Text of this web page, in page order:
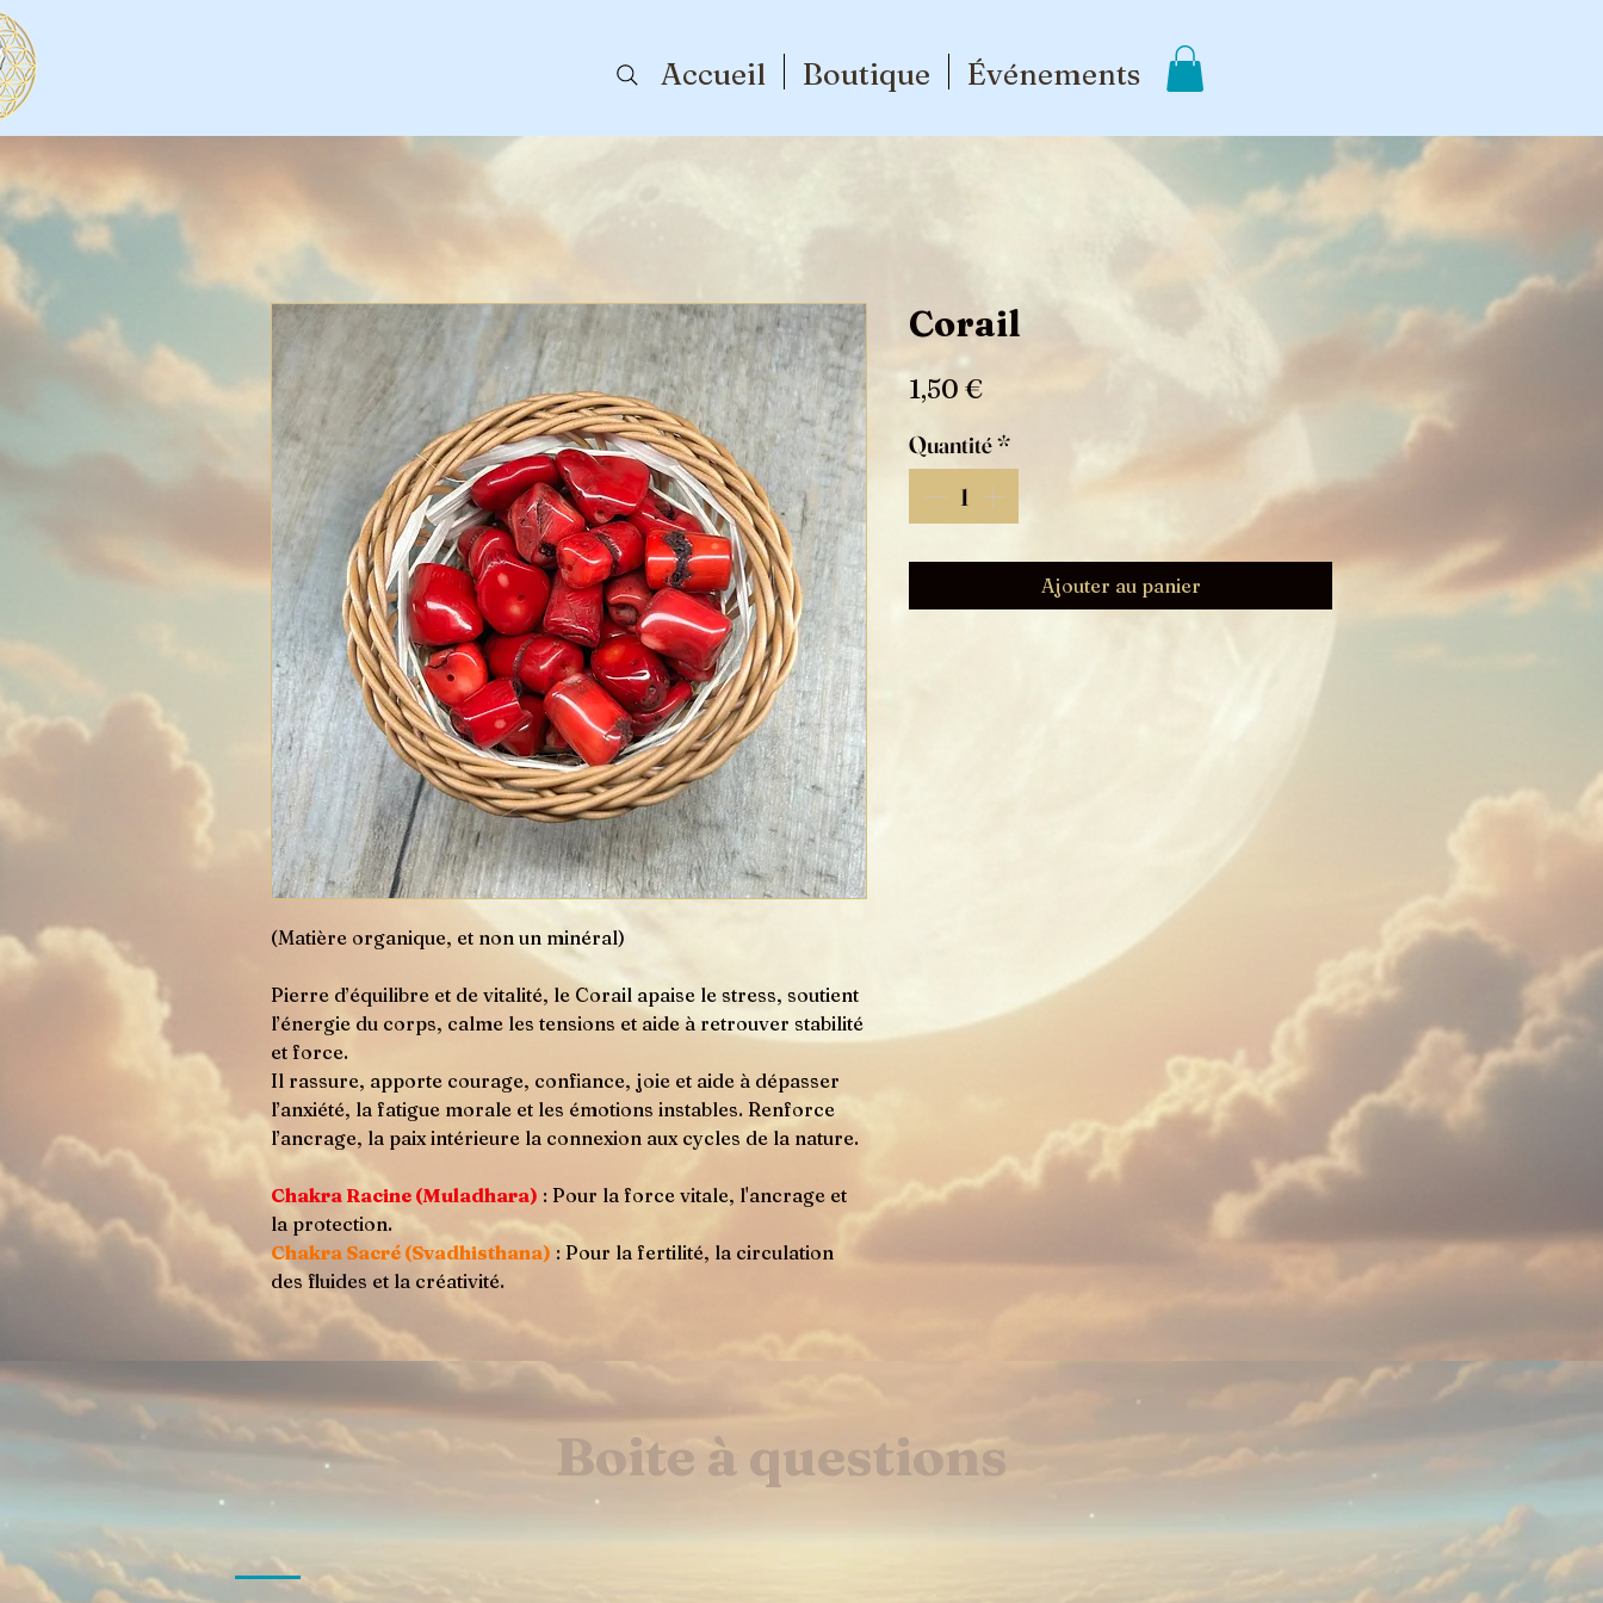
Accueil Boutique Événements
(Matière organique, et non un minéral)
Pierre d’équilibre et de vitalité, le Corail apaise le stress, soutient
l’énergie du corps, calme les tensions et aide à retrouver stabilité
et force.
Il rassure, apporte courage, confiance, joie et aide à dépasser
l’anxiété, la fatigue morale et les émotions instables. Renforce
l’ancrage, la paix intérieure la connexion aux cycles de la nature.
Chakra Racine (Muladhara) : Pour la force vitale, l'ancrage et
la protection.
Chakra Sacré (Svadhisthana) : Pour la fertilité, la circulation
des fluides et la créativité.
Corail
1,50 €Prix
Quantité*
Ajouter au panier
Boite à questions